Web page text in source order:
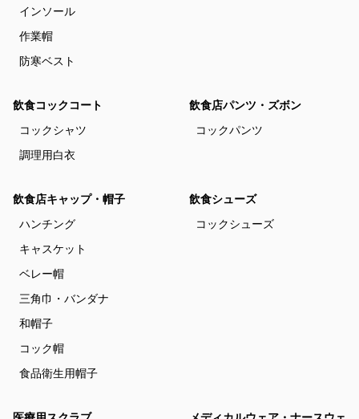
インソール
作業帽
防寒ベスト
飲食コックコート
コックシャツ
調理用白衣
飲食店パンツ・ズボン
コックパンツ
飲食店キャップ・帽子
ハンチング
キャスケット
ベレー帽
三角巾・バンダナ
和帽子
コック帽
食品衛生用帽子
飲食シューズ
コックシューズ